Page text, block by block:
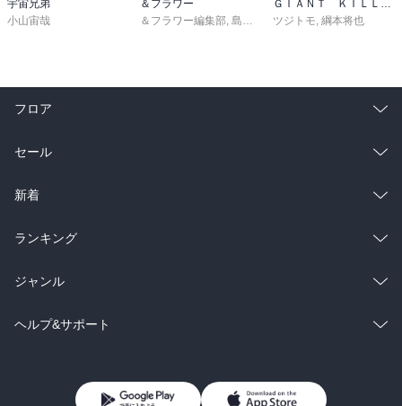
宇宙兄弟
小山宙哉
＆フラワー
＆フラワー編集部 島袋ユミ ,ましい柚茉,甘宮ちか
ツジトモ 綱本将也
フロア
総合
ラノベ
雑誌・グラビア
BL・TL
セール
総合
ラノベ
雑誌・グラビア
BL・TL
新着
総合
ラノベ
雑誌・グラビア
ランキング
総合
ラノベ
ジャンル
コミック
ヘルプ&サポート